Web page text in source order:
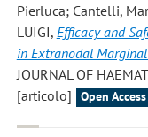
Pierluca; Cantelli,
LUIGI, Efficacy and
in Extranodal
JOURNAL OF
[articolo]
Open Access